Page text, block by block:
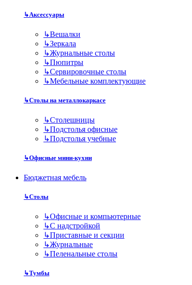
↳Аксессуары
↳Вешалки
↳Зеркала
↳Журнальные столы
↳Пюпитры
↳Сервировочные столы
↳Мебельные комплектующие
↳Столы на металлокаркасе
↳Столешницы
↳Подстолья офисные
↳Подстолья учебные
↳Офисные мини-кухни
Бюджетная мебель
↳Столы
↳Офисные и компьютерные
↳С надстройкой
↳Приставные и секции
↳Журнальные
↳Пеленальные столы
↳Тумбы